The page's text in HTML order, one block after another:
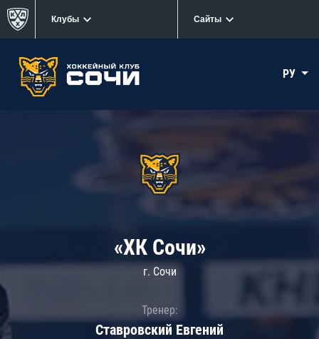
Клубы Сайты
РУ
«ХК Сочи»
г. Сочи
Тренер:
Ставровский Евгений